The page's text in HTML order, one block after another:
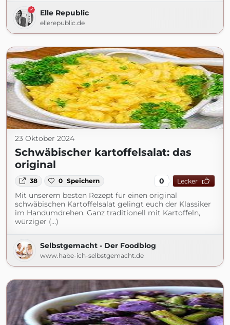
Elle Republic
ellerepublic.de
23 Oktober 2024
Schwäbischer kartoffelsalat: das
original
38 0 Speichern 0 Lecker
Mit unserem besten Rezept für einen original
schwäbischen Kartoffelsalat gelingt euch der Klassiker
im Handumdrehen. Ganz traditionell mit Kartoffeln,
würziger (...)
Selbstgemacht - Der Foodblog
www.habe-ich-selbstgemacht.de